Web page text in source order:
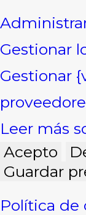
Gestionar
Gestionar
Leer más
Acepto
Guardar
Política de